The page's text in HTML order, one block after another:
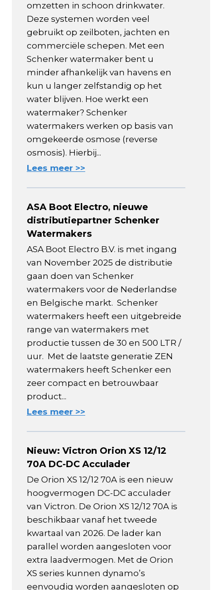
omzetten in schoon drinkwater.
Deze systemen worden veel
gebruikt op zeilboten, jachten en
commerciële schepen. Met een
Schenker watermaker bent u
minder afhankelijk van havens en
kun u langer zelfstandig op het
water blijven. Hoe werkt een
watermaker? Schenker
watermakers werken op basis van
omgekeerde osmose (reverse
osmosis). Hierbij...
Lees meer >>
ASA Boot Electro, nieuwe
distributiepartner Schenker
Watermakers
ASA Boot Electro B.V. is met ingang
van November 2025 de distributie
gaan doen van Schenker
watermakers voor de Nederlandse
en Belgische markt. Schenker
watermakers heeft een uitgebreide
range van watermakers met
productie tussen de 30 en 500 LTR /
uur. Met de laatste generatie ZEN
watermakers heeft Schenker een
zeer compact en betrouwbaar
product...
Lees meer >>
Nieuw: Victron Orion XS 12/12
70A DC-DC Acculader
De Orion XS 12/12 70A is een nieuw
hoogvermogen DC-DC acculader
van Victron. De Orion XS 12/12 70A is
beschikbaar vanaf het tweede
kwartaal van 2026. De lader kan
parallel worden aangesloten voor
extra laadvermogen. Met de Orion
XS series kunnen dynamo’s
eenvoudig worden aangesloten op